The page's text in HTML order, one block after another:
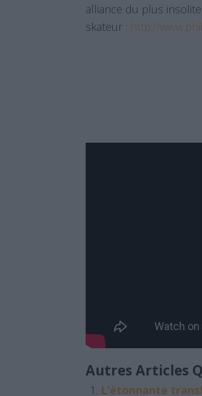
alliance du plus
skateur : http://
Autres Articles
L’étonnante